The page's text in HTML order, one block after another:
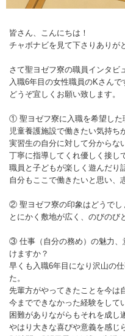
皆さん、こんにちは！
チャボナビを見て下さりありが
さて聖ヨゼフ寮の職員インタビ
入職6年目の女性職員のKさんで
どうぞ宜しくお願い致します。
① 聖ヨゼフ寮に入職を希望した
児童養護施設で働きたい気持ち
実習生の自分に対して分からな
丁寧に指導してくれ優しく接し
職員と子どもが楽しく遊んだり
自分もここで働きたいと思い、
② 聖ヨゼフ寮の印象はどうでし
とにかく敷地が広く、のびのび
③ 仕事（自分の務め）の魅力、
けますか？
早くも入職6年目になり沢山の
た。
先輩方がやってきたことを今は
今までできなかった経験をして
困難がありながらもそれを成し
やはり大きな喜びや意義を感じ